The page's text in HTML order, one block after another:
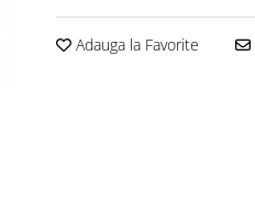
Adauga la Favorite